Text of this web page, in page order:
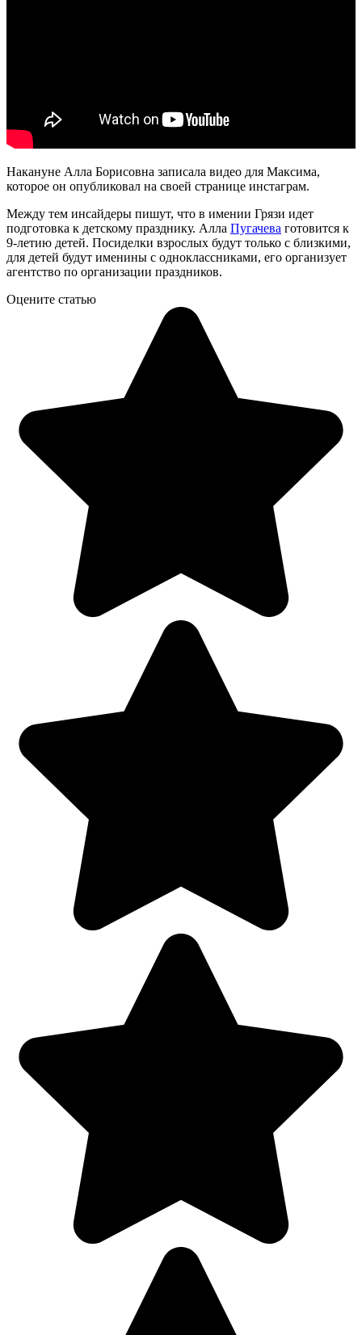
Накануне Алла Борисовна записала видео для Максима,
которое он опубликовал на своей странице инстаграм.
Между тем инсайдеры пишут, что в имении Грязи идет
подготовка к детскому празднику. Алла Пугачева готовится к
9-летию детей. Посиделки взрослых будут только с близкими,
для детей будут именины с одноклассниками, его организует
агентство по организации праздников.
Оцените статью